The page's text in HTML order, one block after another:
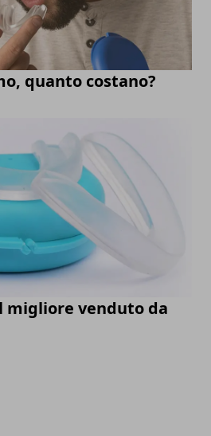
quanto costano?
migliore venduto da